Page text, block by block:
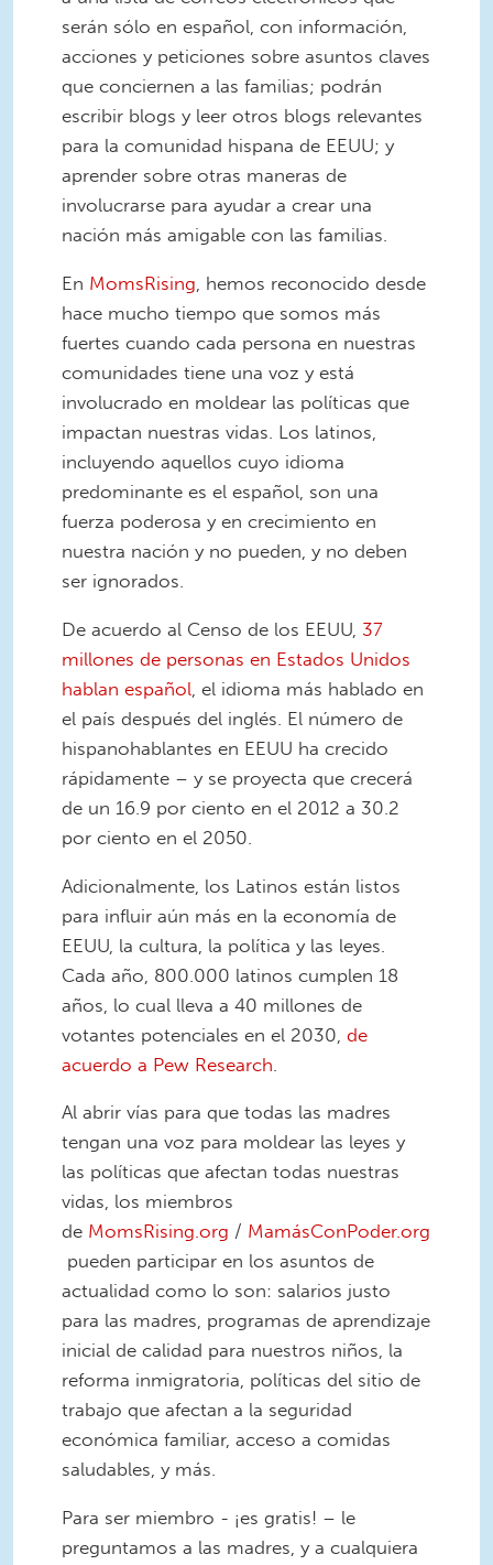
serán sólo en español, con información,
acciones y peticiones sobre asuntos claves
que conciernen a las familias; podrán
escribir blogs y leer otros blogs relevantes
para la comunidad hispana de EEUU; y
aprender sobre otras maneras de
involucrarse para ayudar a crear una
nación más amigable con las familias.
En MomsRising, hemos reconocido desde
hace mucho tiempo que somos más
fuertes cuando cada persona en nuestras
comunidades tiene una voz y está
involucrado en moldear las políticas que
impactan nuestras vidas. Los latinos,
incluyendo aquellos cuyo idioma
predominante es el español, son una
fuerza poderosa y en crecimiento en
nuestra nación y no pueden, y no deben
ser ignorados.
De acuerdo al Censo de los EEUU, 37
millones de personas en Estados Unidos
hablan español , el idioma más hablado en
el país después del inglés. El número de
hispanohablantes en EEUU ha crecido
rápidamente – y se proyecta que crecerá
de un 16.9 por ciento en el 2012 a 30.2
por ciento en el 2050.
Adicionalmente, los Latinos están listos
para influir aún más en la economía de
EEUU, la cultura, la política y las leyes.
Cada año, 800.000 latinos cumplen 18
años, lo cual lleva a 40 millones de
votantes potenciales en el 2030, de
acuerdo a Pew Research
Al abrir vías para que todas las madres
tengan una voz para moldear las leyes y
las políticas que afectan todas nuestras
vidas, los miembros
de MomsRising.org / MamásConPoder.org
pueden participar en los asuntos de
actualidad como lo son: salarios justo
para las madres, programas de aprendizaje
inicial de calidad para nuestros niños, la
reforma inmigratoria, políticas del sitio de
trabajo que afectan a la seguridad
económica familiar, acceso a comidas
saludables, y más.
Para ser miembro - ¡es gratis! – le
preguntamos a las madres, y a cualquiera